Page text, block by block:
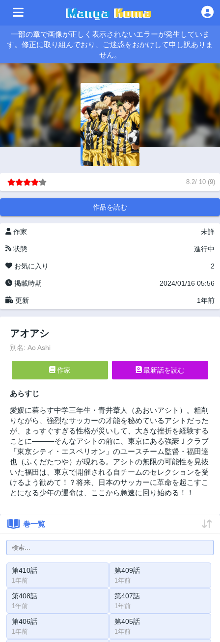
一部の章で画像が正しく表示されないエラーが発生していま
す。修正に取り組んでおり、ご迷惑をおかけして申し訳ありま
せん。
8.2/ 10 (9)
作品を読む
作家 未詳
状態 進行中
お気に入り 2
掲載時期 2024/01/16 05:56
更新 1年前
アオアシ
別名: Ao Ashi
作家 最新話を読む
あらすじ
愛媛に暮らす中学三年生・青井葦人（あおいアシト）。粗削
りながら、強烈なサッカーの才能を秘めているアシトだった
が、まっすぐすぎる性格が災いして、大きな挫折を経験する
ことに―――そんなアシトの前に、東京にある強豪Ｊクラブ
「東京シティ・エスペリオン」のユースチーム監督・福田達
也（ふくだたつや）が現れる。アシトの無限の可能性を見抜
いた福田は、東京で開催される自チームのセレクションを受
けるよう勧めて！？将来、日本のサッカーに革命を起こすこ
とになる少年の運命は、ここから急速に回り始める！！
巻一覧
第410話
1年前
第409話
1年前
第408話
1年前
第407話
1年前
第406話
1年前
第405話
1年前